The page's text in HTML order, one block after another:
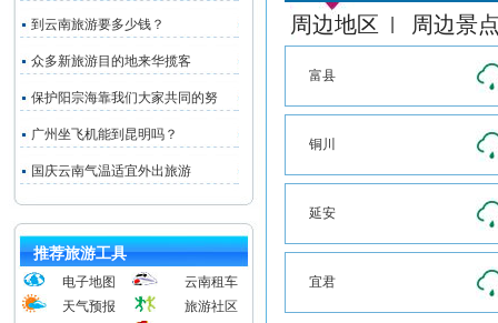
到云南旅游要多少钱？
众多新旅游目的地来华揽客
保护阳宗海靠我们大家共同的努
广州坐飞机能到昆明吗？
国庆云南气温适宜外出旅游
推荐旅游工具
电子地图
云南租车
天气预报
旅游社区
周边地区 周边景
富县
铜川
延安
宜君